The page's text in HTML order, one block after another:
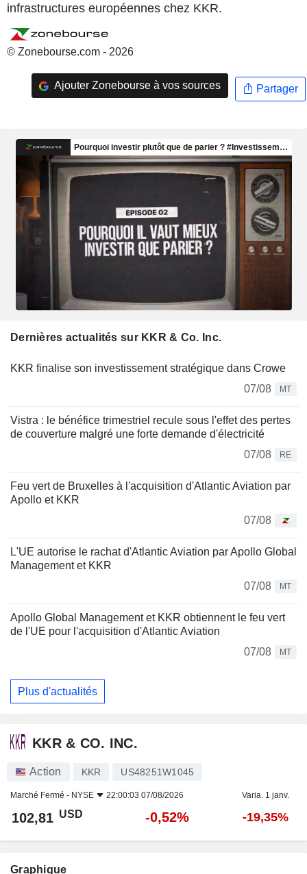
infrastructures européennes chez KKR.
© Zonebourse.com - 2026
Ajouter Zonebourse à vos sources Partager
Dernières actualités sur KKR & Co. Inc.
KKR finalise son investissement stratégique dans Crowe
07/08
MT
Vistra : le bénéfice trimestriel recule sous l'effet des pertes
de couverture malgré une forte demande d'électricité
07/08
RE
Feu vert de Bruxelles à l'acquisition d'Atlantic Aviation par
Apollo et KKR
07/08
L'UE autorise le rachat d'Atlantic Aviation par Apollo Global
Management et KKR
07/08
MT
Apollo Global Management et KKR obtiennent le feu vert
de l'UE pour l'acquisition d'Atlantic Aviation
07/08
MT
Plus d'actualités
KKR & CO. INC.
Action KKR US48251W1045
Marché Fermé - NYSE 22:00:03 07/08/2026 Varia. 1 janv.
102,81 USD -0,52% -19,35%
Graphique